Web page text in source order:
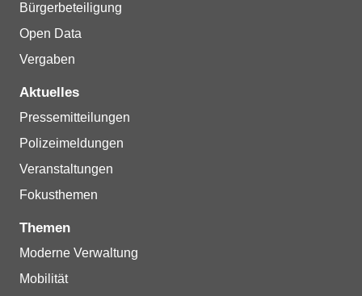
Bürgerbeteiligung
Open Data
Vergaben
Aktuelles
Pressemitteilungen
Polizeimeldungen
Veranstaltungen
Fokusthemen
Themen
Moderne Verwaltung
Mobilität